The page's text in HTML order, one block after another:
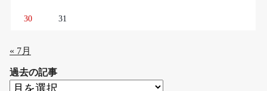
30 31
« 7月
過去の記事
過